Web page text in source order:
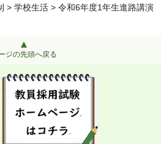
> 学校生活 > 令和6年度1年生進路講演
ジの先頭へ戻る